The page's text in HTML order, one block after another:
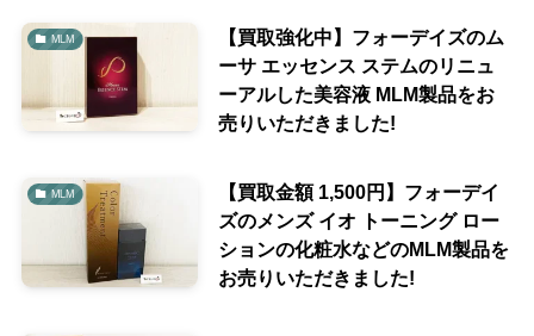
MLM
【買取強化中】フォーデイズのム
ーサ エッセンス ステムのリニュ
ーアルした美容液 MLM製品をお
売りいただきました!
MLM
【買取金額 1,500円】フォーデイ
ズのメンズ イオ トーニング ロー
ションの化粧水などのMLM製品を
お売りいただきました!